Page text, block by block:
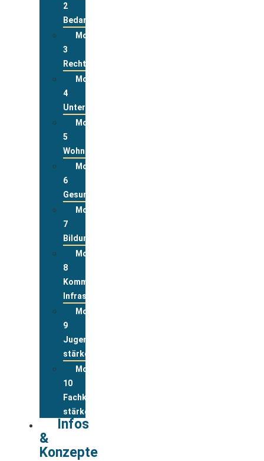
2
Bedarfslagen
Modul
3
Rechte
Modul
4
Unterstützungsleistungen
Modul
5
Wohnen
Modul
6
Gesundheit
Modul
7
Bildung
Modul
8
Kommunale
Infrastrukturen
Modul
9
Jugend
stärken
Modul
10
Fachkräfte
stärken
Infos
&
Konzepte